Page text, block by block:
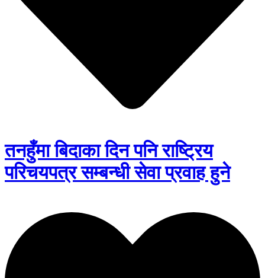
तनहुँमा बिदाका दिन पनि राष्ट्रिय
परिचयपत्र सम्बन्धी सेवा प्रवाह हुने